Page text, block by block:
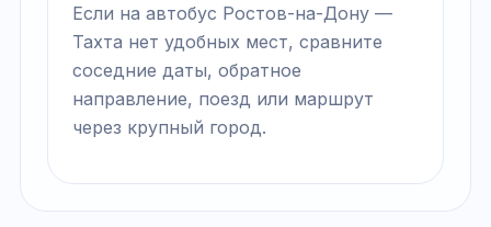
Если на автобус Ростов-на-Дону —
Тахта нет удобных мест, сравните
соседние даты, обратное
направление, поезд или маршрут
через крупный город.